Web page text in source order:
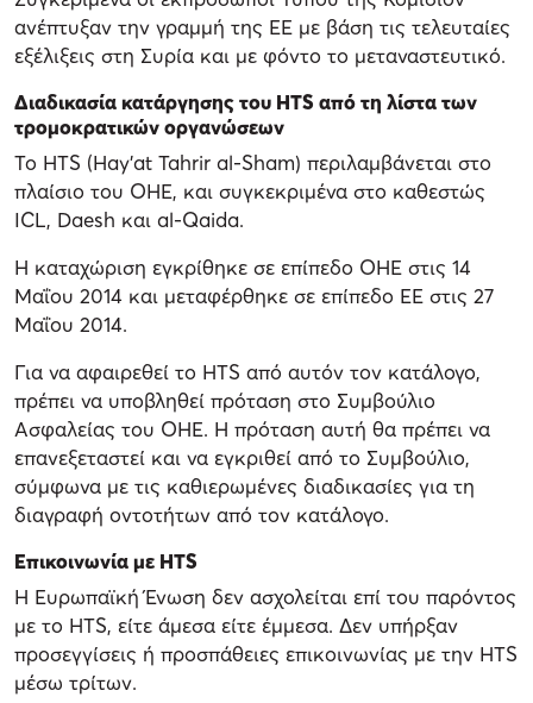
ανέπτυξαν την γραμμή της ΕΕ με βάση τις τελευταίες
εξέλιξεις στη Συρία και με φόντο το μεταναστευτικό.
Διαδικασία κατάργησης του HTS από τη λίστα των
τρομοκρατικών οργανώσεων
Το HTS (Hay’at Tahrir al-Sham) περιλαμβάνεται στο
πλαίσιο του ΟΗΕ, και συγκεκριμένα στο καθεστώς
ICL, Daesh και al-Qaida.
Η καταχώριση εγκρίθηκε σε επίπεδο ΟΗΕ στις 14
Μαΐου 2014 και μεταφέρθηκε σε επίπεδο ΕΕ στις 27
Μαΐου 2014.
Για να αφαιρεθεί το HTS από αυτόν τον κατάλογο,
πρέπει να υποβληθεί πρόταση στο Συμβούλιο
Ασφαλείας του ΟΗΕ. Η πρόταση αυτή θα πρέπει να
επανεξεταστεί και να εγκριθεί από το Συμβούλιο,
σύμφωνα με τις καθιερωμένες διαδικασίες για τη
διαγραφή οντοτήτων από τον κατάλογο.
Επικοινωνία με HTS
Η Ευρωπαϊκή Ένωση δεν ασχολείται επί του παρόντος
με το HTS, είτε άμεσα είτε έμμεσα. Δεν υπήρξαν
προσεγγίσεις ή προσπάθειες επικοινωνίας με την HTS
μέσω τρίτων.